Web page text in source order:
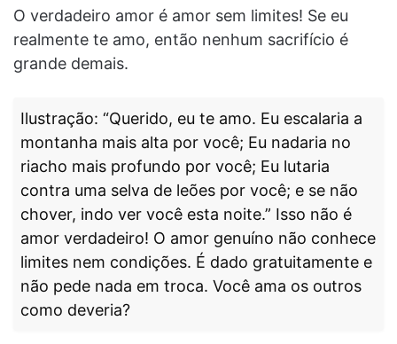
O verdadeiro amor é amor sem limites! Se eu
realmente te amo, então nenhum sacrifício é
grande demais.
Ilustração: “Querido, eu te amo. Eu escalaria a
montanha mais alta por você; Eu nadaria no
riacho mais profundo por você; Eu lutaria
contra uma selva de leões por você; e se não
chover, indo ver você esta noite.” Isso não é
amor verdadeiro! O amor genuíno não conhece
limites nem condições. É dado gratuitamente e
não pede nada em troca. Você ama os outros
como deveria?